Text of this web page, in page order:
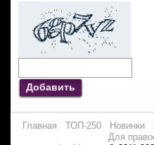
Добавить
Главная ТОП-250 Новинки
Для